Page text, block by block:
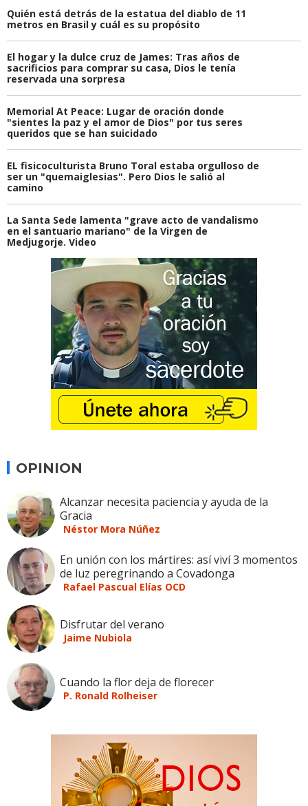
Quién está detrás de la estatua del diablo de 11
metros en Brasil y cuál es su propósito
El hogar y la dulce cruz de James: Tras años de
sacrificios para comprar su casa, Dios le tenía
reservada una sorpresa
Memorial At Peace: Lugar de oración donde
"sientes la paz y el amor de Dios" por tus seres
queridos que se han suicidado
EL fisicoculturista Bruno Toral estaba orgulloso de
ser un "quemaiglesias". Pero Dios le salió al
camino
La Santa Sede lamenta "grave acto de vandalismo
en el santuario mariano" de la Virgen de
Medjugorje. Video
OPINION
Alcanzar necesita paciencia y ayuda de la
Gracia
Néstor Mora Núñez
En unión con los mártires: así viví 3 momentos
de luz peregrinando a Covadonga
Rafael Pascual Elías OCD
Disfrutar del verano
Jaime Nubiola
Cuando la flor deja de florecer
P. Ronald Rolheiser